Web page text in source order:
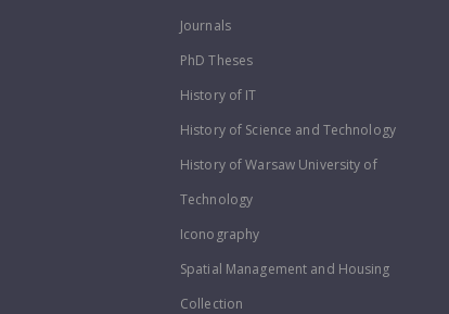
Journals
PhD Theses
History of IT
History of Science and Technology
History of Warsaw University of
Technology
Iconography
Spatial Management and Housing
Collection